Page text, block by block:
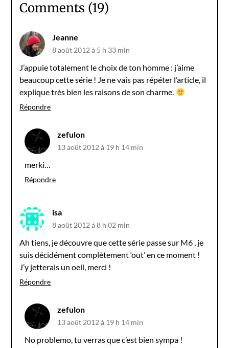
Comments (19)
Jeanne
8 août 2012 à 5 h 33 min
J’appuie totalement le choix de ton homme : j’aime
beaucoup cette série ! Je ne vais pas répéter l’article, il
explique très bien les raisons de son charme.
Répondre
zefulon
13 août 2012 à 19 h 14 min
merki…
Répondre
isa
8 août 2012 à 8 h 02 min
Ah tiens, je découvre que cette série passe sur M6 , je
suis décidément complètement ‘out’ en ce moment !
J’y jetterais un oeil, merci !
Répondre
zefulon
13 août 2012 à 19 h 14 min
No problemo, tu verras que c’est bien sympa !